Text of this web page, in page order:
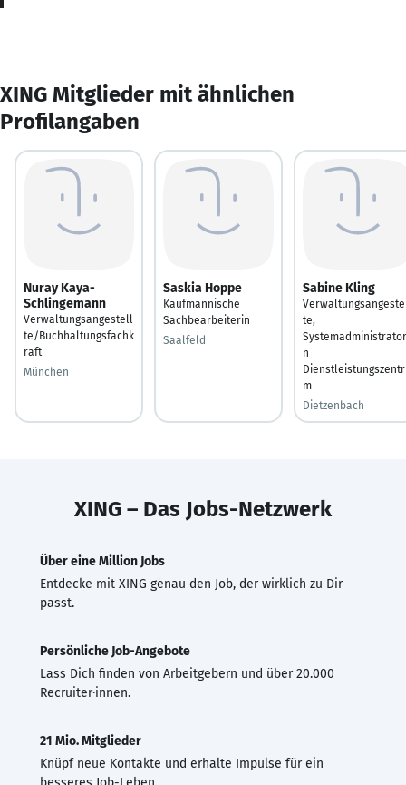
XING Mitglieder mit ähnlichen
Profilangaben
Nuray Kaya-
Schlingemann
Verwaltungsangestell
te/Buchhaltungsfachk
raft
München
Saskia Hoppe
Kaufmännische
Sachbearbeiterin
Saalfeld
Sabine Kling
te,
n
m
Dietzenbach
XING – Das Jobs-Netzwerk
Über eine Million Jobs
Entdecke mit XING genau den Job, der wirklich zu Dir
passt.
Persönliche Job-Angebote
Lass Dich finden von Arbeitgebern und über 20.000
Recruiter·innen.
21 Mio. Mitglieder
Knüpf neue Kontakte und erhalte Impulse für ein